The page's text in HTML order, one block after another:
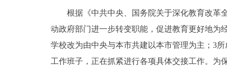
政务服务
个人服务
根据《中共中央、国务院关于深化教育改革全
动政府部门进一步转变职能，促进教育更好地为
学校改为由中央与本市共建以本市管理为主；3
工作班子，正在抓紧进行各项具体交接工作。为